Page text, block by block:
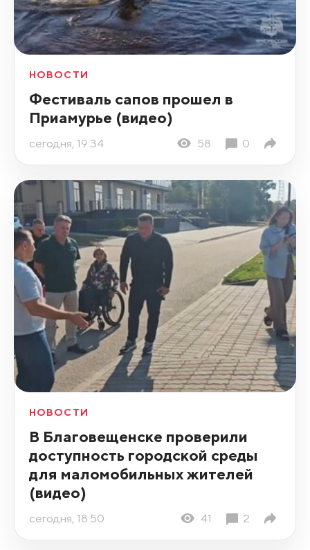
НОВОСТИ
Фестиваль сапов прошел в
Приамурье (видео)
сегодня, 19:34 58 0
НОВОСТИ
В Благовещенске проверили
доступность городской среды
для маломобильных жителей
(видео)
сегодня, 18:50 41 2